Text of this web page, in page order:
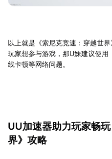
以上就是《索尼克竞速：穿越世
玩家想参与游戏，那U妹建议使用
线卡顿等网络问题。
UU加速器助力玩家畅
界》攻略